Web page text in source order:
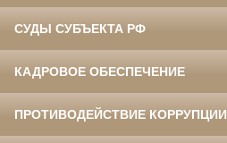
СУДЫ СУБЪЕКТА РФ
КАДРОВОЕ ОБЕСПЕЧЕНИЕ
ПРОТИВОДЕЙСТВИЕ КОРРУПЦИИ